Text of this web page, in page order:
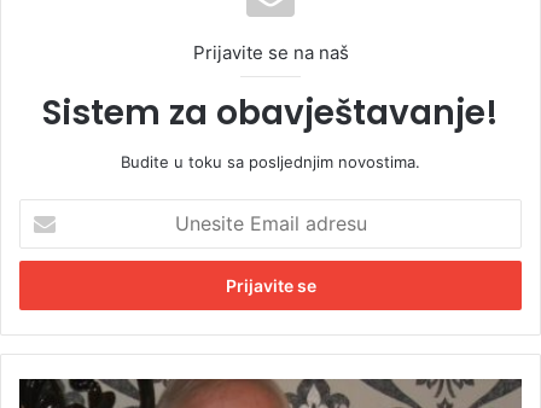
Prijavite se na naš
Sistem za obavještavanje!
Budite u toku sa posljednjim novostima.
e
i
t
ES